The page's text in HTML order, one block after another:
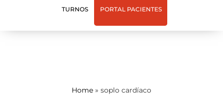
TURNOS PORTAL PACIENTES
Home » soplo cardíaco